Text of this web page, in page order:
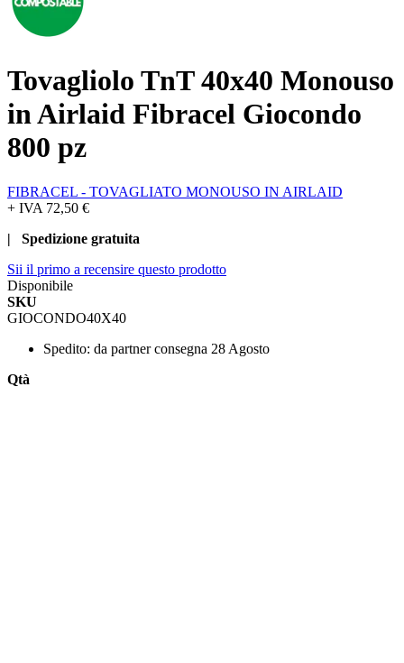
Tovagliolo TnT 40x40 Monouso
in Airlaid Fibracel Giocondo
800 pz
FIBRACEL - TOVAGLIATO MONOUSO IN AIRLAID
+ IVA 72,50 €
| Spedizione gratuita
Sii il primo a recensire questo prodotto
Disponibile
SKU
GIOCONDO40X40
Spedito: da partner consegna 28 Agosto
Qtà